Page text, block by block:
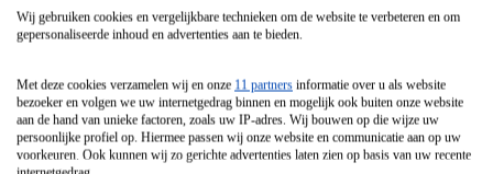
Airfryer
Frituurpan
Contactgrill
Broodbakmachine
Broodrooster
Wij gebruiken cookies en vergelijkbare technieken om de website te verbeteren en om
gepersonaliseerde inhoud en advertenties aan te bieden.
Met deze cookies verzamelen wij en onze 11 partners informatie over u als website
bezoeker en volgen we uw internetgedrag binnen en mogelijk ook buiten onze website
aan de hand van unieke factoren, zoals uw IP-adres. Wij bouwen op die wijze uw
persoonlijke profiel op. Hiermee passen wij onze website en communicatie aan op uw
voorkeuren. Ook kunnen wij zo gerichte advertenties laten zien op basis van uw recente